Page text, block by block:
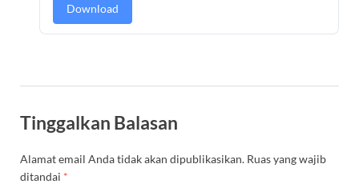
Download
Tinggalkan Balasan
Alamat email Anda tidak akan dipublikasikan. Ruas yang wajib
ditandai *